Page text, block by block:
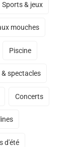
Sports & jeux
mouches
Piscine
spectacles
Concerts
d'été